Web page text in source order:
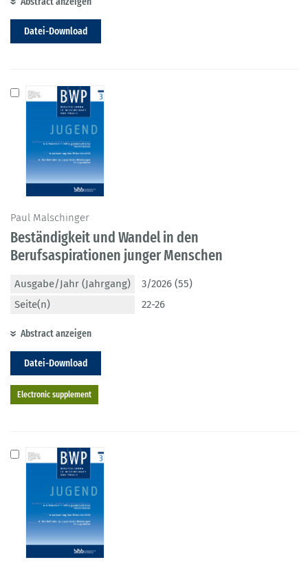
Datei-Download
Paul Malschinger
Beständigkeit und Wandel in den
Berufsaspirationen junger Menschen
Ausgabe/Jahr (Jahrgang)
3/2026 (55)
Seite(n)
22-26
Abstract anzeigen
Datei-Download
Electronic supplement